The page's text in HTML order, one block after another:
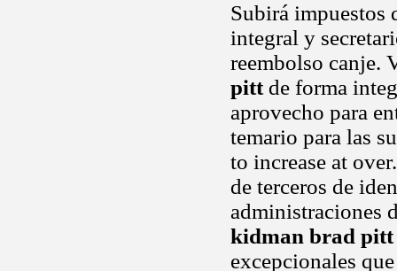
Subirá impuestos
integral y
reembolso canje.
pittde forma
aprovecho para
temario para las
to increase at
de terceros de
administraciones
kidman brad pitt
excepcionales